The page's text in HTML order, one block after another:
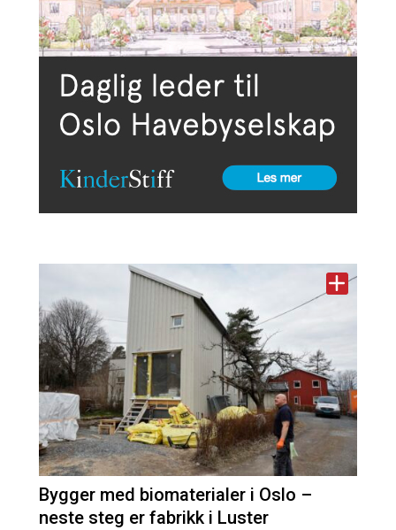
Bygger med biomaterialer i Oslo –
neste steg er fabrikk i Luster